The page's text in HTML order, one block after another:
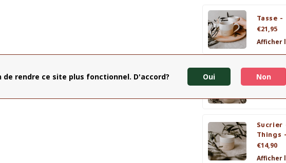
Tasse -
€21,95
Afficher
Mug
€19,95
Afficher
Things
€14,90
Afficher
rendre ce site plus fonctionnel. D'accord? Oui Non